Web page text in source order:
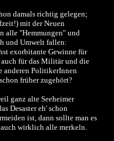
damals richtig gelegen;
mit der Neuen
alle "Hemmungen" und
und Umwelt fallen:
exorbitante Gewinne für
für das Militär und die
anderen PolitikerInnen
früher zugehört?
ganz alte Seeheimer
Desaster eh' schon
ist, dann sollte man es
wirklich alle merkeln.